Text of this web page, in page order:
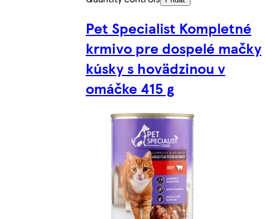
Pet Specialist Kompletné
krmivo pre dospelé mačky
kúsky s hovädzinou v
omáčke 415 g